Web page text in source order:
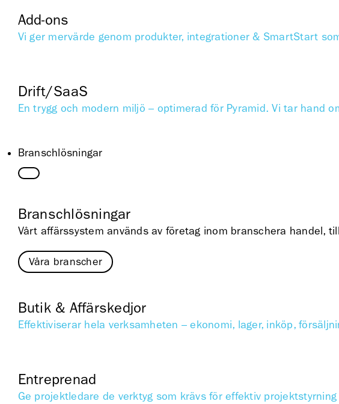
Add-ons
Vi ger mervärde genom produkter, integrationer & SmartStart
Drift/SaaS
En trygg och modern miljö – optimerad för Pyramid. Vi tar hand
Branschlösningar
Branschlösningar
Vårt affärssystem används av företag inom branschera handel,
Våra branscher
Butik & Affärskedjor
Effektiviserar hela verksamheten – ekonomi, lager, inköp,
Entreprenad
Ge projektledare de verktyg som krävs för effektiv